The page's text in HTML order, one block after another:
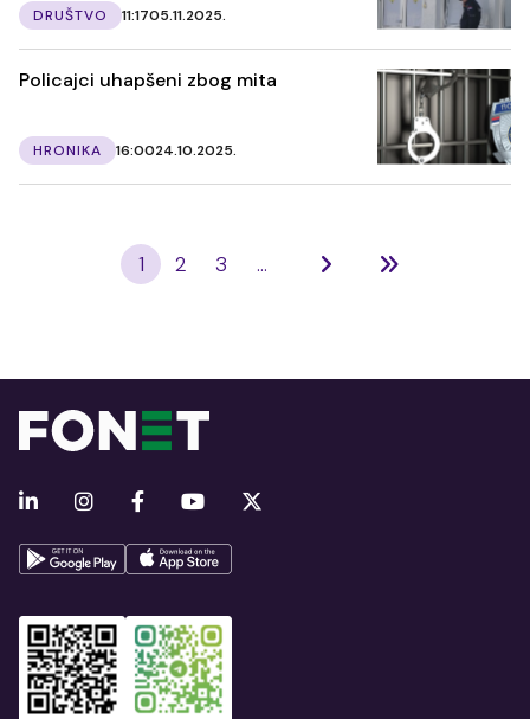
DRUŠTVO 11:1705.11.2025.
Policajci uhapšeni zbog mita
HRONIKA 16:0024.10.2025.
1 2 3 ...